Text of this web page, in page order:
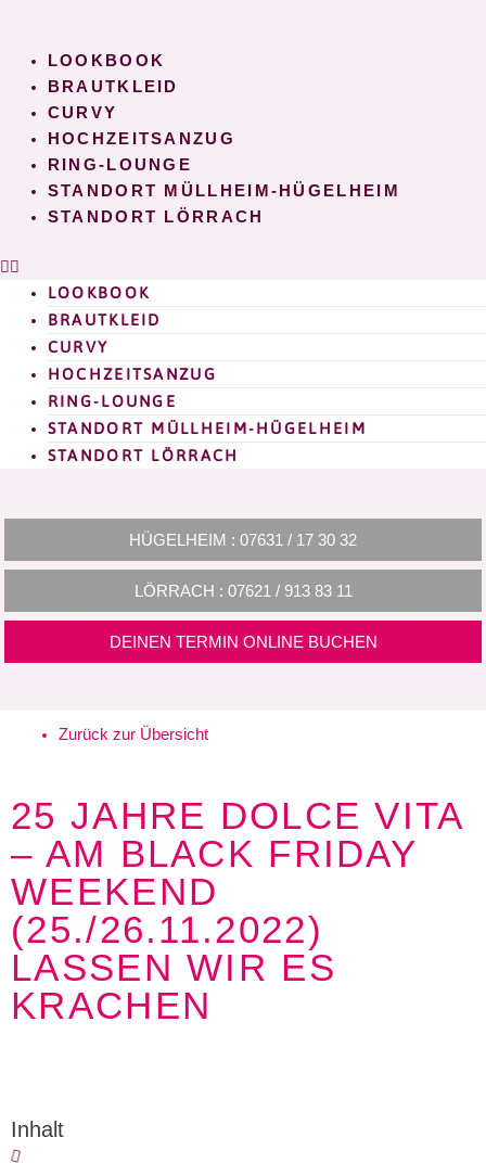
springenLOOKBOOK
BRAUTKLEID
CURVY
HOCHZEITSANZUG
RING-LOUNGE
STANDORT MÜLLHEIM-HÜGELHEIM
STANDORT LÖRRACH
LOOKBOOK
BRAUTKLEID
CURVY
HOCHZEITSANZUG
RING-LOUNGE
STANDORT MÜLLHEIM-HÜGELHEIM
STANDORT LÖRRACH
HÜGELHEIM : 07631 / 17 30 32
LÖRRACH : 07621 / 913 83 11
DEINEN TERMIN ONLINE BUCHEN
Zurück zur Übersicht
25 JAHRE DOLCE VITA
– AM BLACK FRIDAY
WEEKEND
(25./26.11.2022)
LASSEN WIR ES
KRACHEN
Inhalt